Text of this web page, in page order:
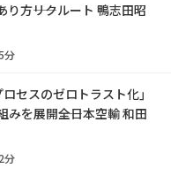
方――リクルート 鴨志田昭
分
セスのゼロトラスト化」
を展開――全日本空輸 和田
分